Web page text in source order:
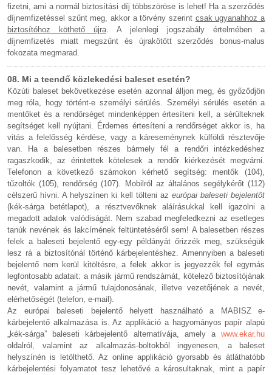
fizetni, ami a normál biztosítási díj többszöröse is lehet! Ha a szerződés
díjnemfizetéssel szűnt meg, akkor a törvény szerint csak ugyanahhoz a
biztosítóhoz köthető újra. A jelenlegi jogszabály értelmében a
díjnemfizetés miatt megszűnt és újrakötött szerződés bonus-malus
fokozata megmarad.
08. Mi a teendő közlekedési baleset esetén?
Közúti baleset bekövetkezése esetén azonnal álljon meg, és győződjön
meg róla, hogy történt-e személyi sérülés. Személyi sérülés esetén a
mentőket és a rendőrséget mindenképpen értesíteni kell, a sérülteknek
segítséget kell nyújtani. Érdemes értesíteni a rendőrséget akkor is, ha
vitás a felelősség kérdése, vagy a káreseménynek külföldi résztevője
van. Ha a balesetben részes bármely fél a rendőri intézkedéshez
ragaszkodik, az érintettek kötelesek a rendőr kiérkezését megvárni.
Telefonon a következő számokon kérhető segítség: mentők (104),
tűzoltók (105), rendőrség (107). Mobilról az általános segélykérőt (112)
célszerű hívni. A helyszínen ki kell tölteni az európai baleseti bejelentőt
(kék-sárga betétlapot), a résztvevőknek aláírásukkal kell igazolni a
megadott adatok valódiságát. Nem szabad megfeledkezni az esetleges
tanúk nevének és lakcímének feltüntetéséről sem! A balesetben részes
felek a baleseti bejelentő egy-egy példányát őrizzék meg, szükségük
lesz rá a biztosítónál történő kárbejelentéshez. Amennyiben a baleseti
bejelentő nem kerül kitöltésre, a felek akkor is jegyezzék fel egymás
legfontosabb adatait: a másik jármű rendszámát, kötelező biztosítójának
nevét, valamint a jármű tulajdonosának, illetve vezetőjének a nevét,
elérhetőségét (telefon, e-mail).
Az európai baleseti bejelentő helyett használható a MABISZ e-
kárbejelentő alkalmazása is. Az applikáció a hagyományos papír alapú
„kék-sárga” baleseti kárbejelentő alternatívája, amely a www.ekar.hu
oldalról, valamint az alkalmazás-boltokból ingyenesen, a baleset
helyszínén is letölthető. Az online applikáció gyorsabb és átláthatóbb
kárbejelentési folyamatot tesz lehetővé a károsultaknak, mint a papír